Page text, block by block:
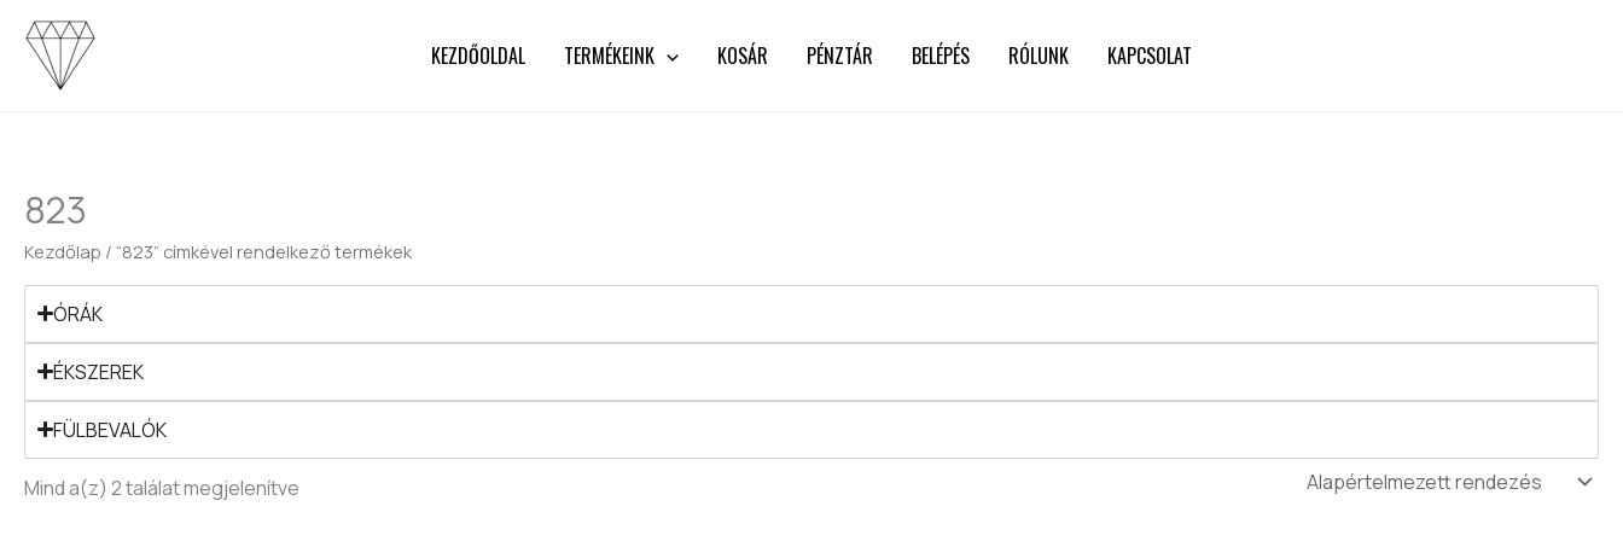
Skip
content
KEZDŐOLDAL TERMÉKEINK KOSÁR PÉNZTÁR BELÉPÉS RÓLUNK KAPCSOLAT
823
Kezdőlap / “823” címkével rendelkező termékek
ÓRÁK
ÉKSZEREK
FÜLBEVALÓK
Mind a(z) 2 találat megjelenítve